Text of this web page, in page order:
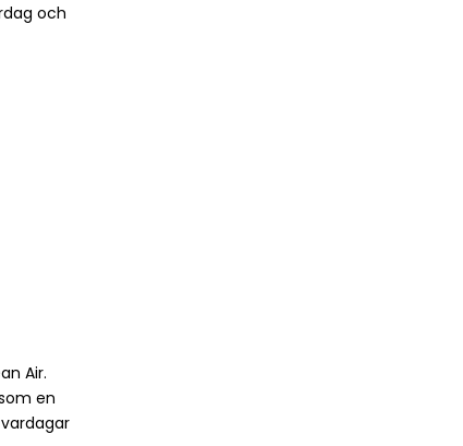
och
Air.
en